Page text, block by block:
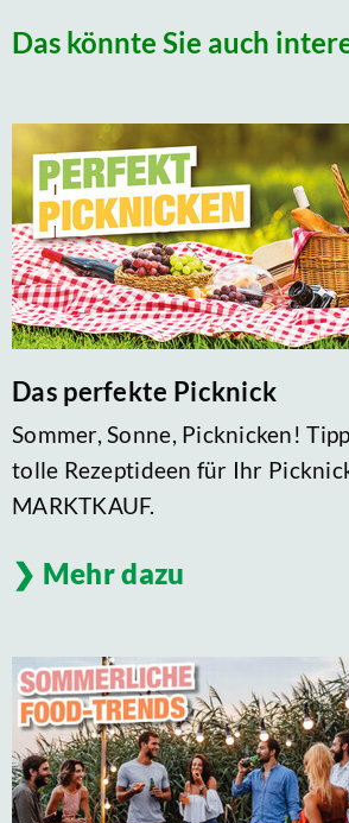
Das könnte Sie auch
Das perfekte Picknick
Sommer, Sonne, Picknicken!
tolle Rezeptideen für Ihr
MARKTKAUF.
Mehr dazu